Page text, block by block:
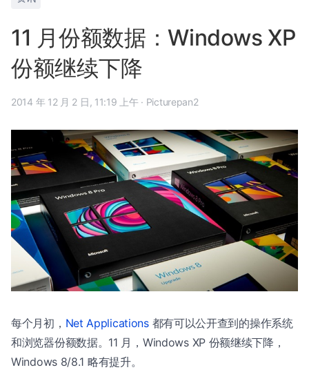
11 月份额数据：Windows XP
份额继续下降
2014 年 12 月 2 日, 11:19 上午 · Picturepan2
每个月初， Net Applications都有可以公开查到的操作系统
和浏览器份额数据。11 月，Windows XP 份额继续下降，
Windows 8/8.1 略有提升。